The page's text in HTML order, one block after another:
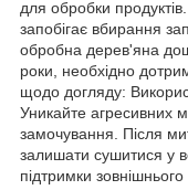
для обробки
запобігає вбирання
обробна дерев'яна
роки, необхідно
щодо догляду:
Уникайте агресивних
замочування. Після
залишати сушитися у
підтримки